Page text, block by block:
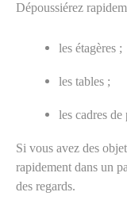
Dépoussiérez
les étagères ;
les tables ;
les cadres de
Si vous avez des
rapidement dans un
des regards.